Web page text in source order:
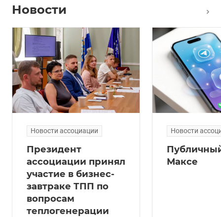
Новости
Новости ассоциации
Президент
ассоциации принял
участие в бизнес-
завтраке ТПП по
вопросам
теплогенерации
Новости
Максе